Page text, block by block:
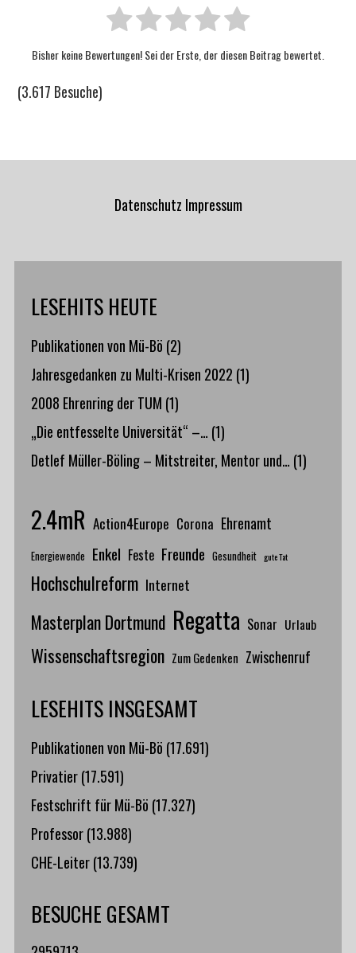
Bisher keine Bewertungen! Sei der Erste, der diesen Beitrag bewertet.
(3.617 Besuche)
Datenschutz Impressum
LESEHITS HEUTE
Publikationen von Mü-Bö (2)
Jahresgedanken zu Multi-Krisen 2022 (1)
2008 Ehrenring der TUM (1)
„Die entfesselte Universität“ –… (1)
Detlef Müller-Böling – Mitstreiter, Mentor und… (1)
2.4mR Action4Europe Corona Ehrenamt
Energiewende Enkel Feste Freunde Gesundheit gute Tat
Hochschulreform Internet
Masterplan Dortmund Regatta Sonar Urlaub
Wissenschaftsregion Zum Gedenken Zwischenruf
LESEHITS INSGESAMT
Publikationen von Mü-Bö (17.691)
Privatier (17.591)
Festschrift für Mü-Bö (17.327)
Professor (13.988)
CHE-Leiter (13.739)
BESUCHE GESAMT